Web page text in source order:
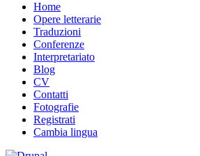
Home
Opere letterarie
Traduzioni
Conferenze
Interpretariato
Blog
CV
Contatti
Fotografie
Registrati
Cambia lingua